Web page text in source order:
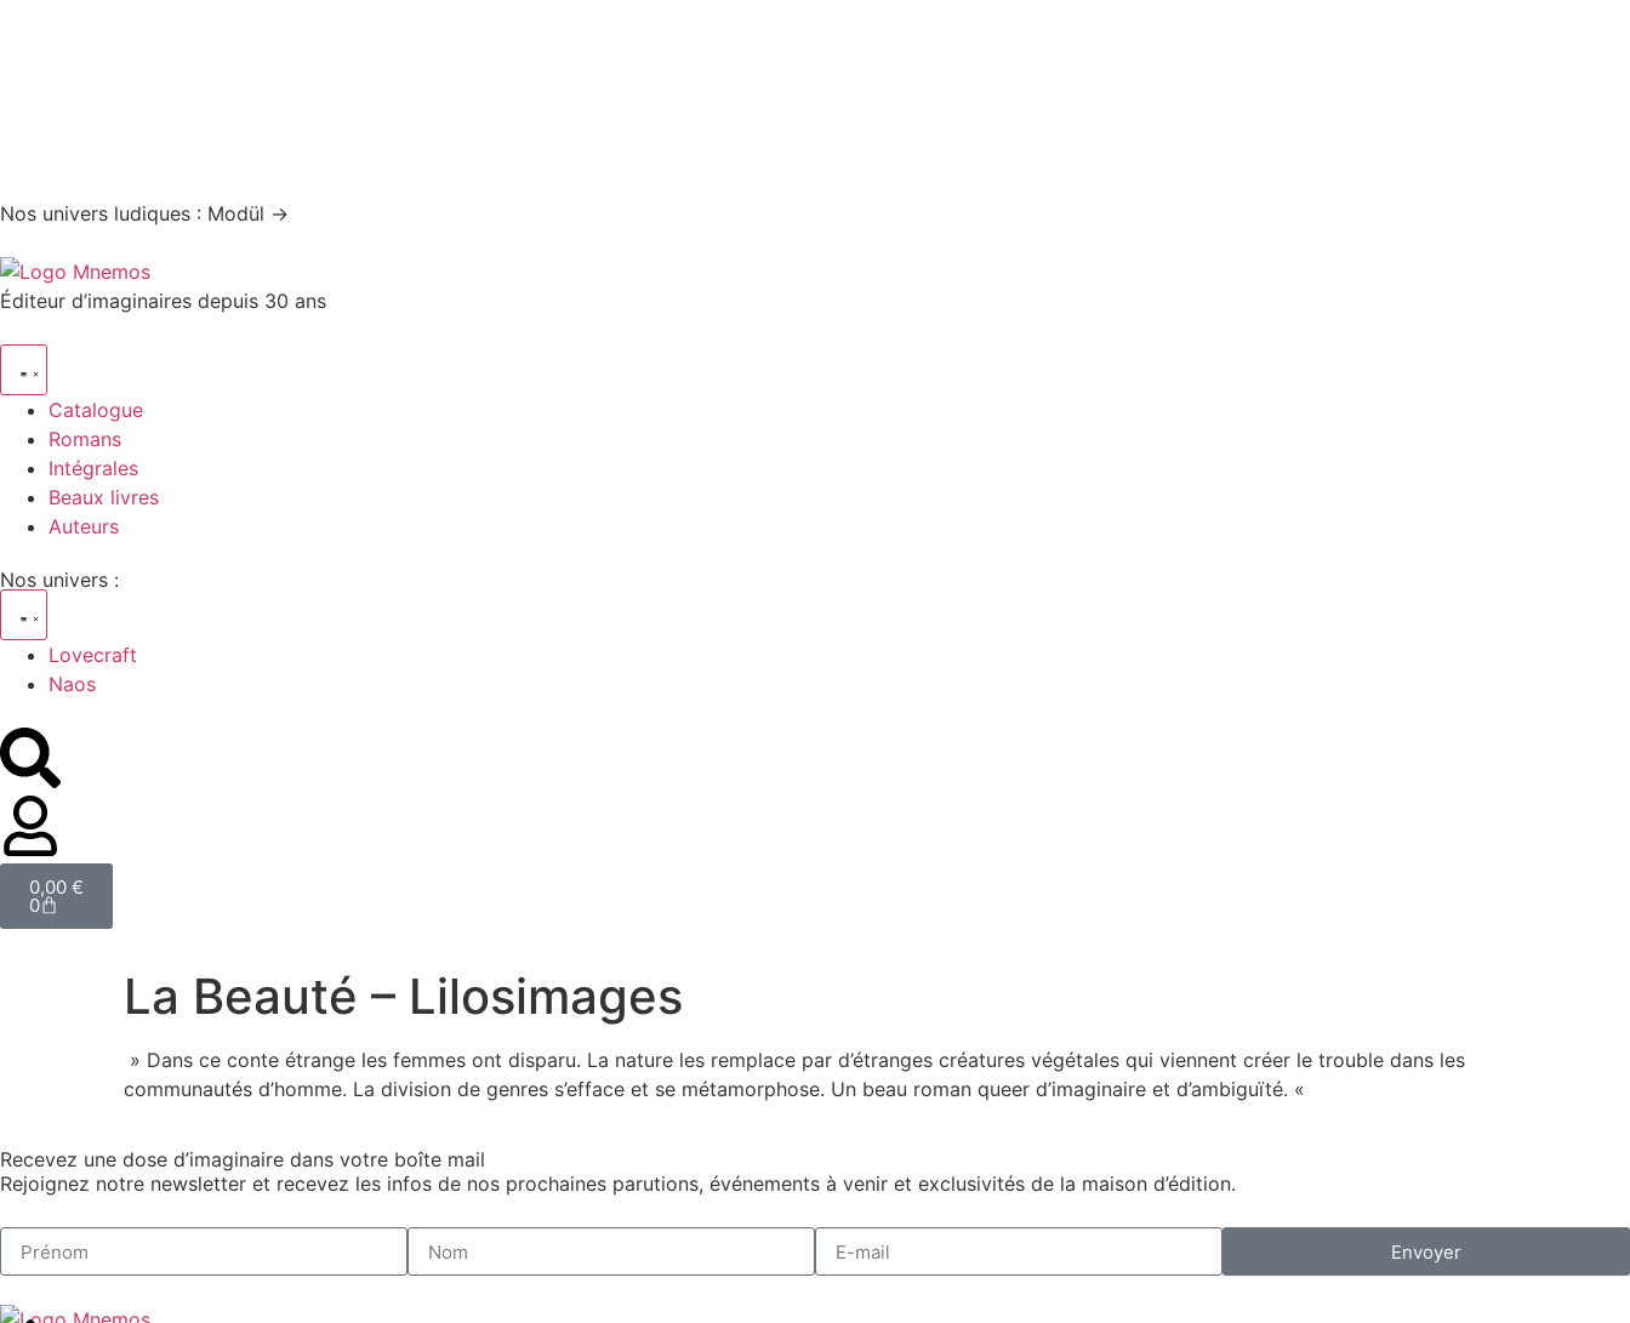
Nos univers ludiques : Modül →
Éditeur d’imaginaires depuis 30 ans
Catalogue
Romans
Intégrales
Beaux livres
Auteurs
Nos univers :
Lovecraft
Naos
0,00 €
0
La Beauté – Lilosimages
» Dans ce conte étrange les femmes ont disparu. La nature les remplace par d’étranges créatures végétales qui viennent créer le trouble dans les
communautés d’homme. La division de genres s’efface et se métamorphose. Un beau roman queer d’imaginaire et d’ambiguïté. «
Recevez une dose d’imaginaire dans votre boîte mail
Rejoignez notre newsletter et recevez les infos de nos prochaines parutions, événements à venir et exclusivités de la maison d’édition.
Envoyer